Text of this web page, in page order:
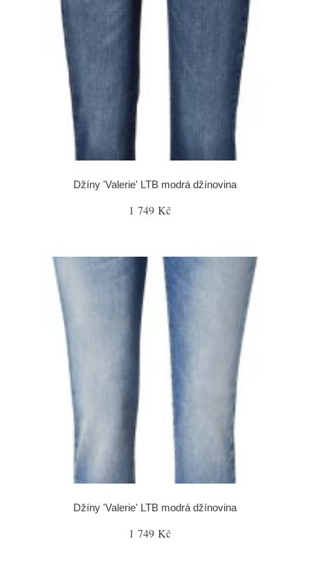
Džíny 'Valerie' LTB modrá džínovina
1 749 Kč
Džíny 'Valerie' LTB modrá džínovina
1 749 Kč